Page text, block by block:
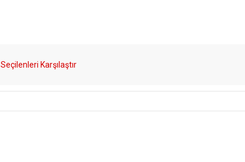
Seçilenleri Karşılaştır